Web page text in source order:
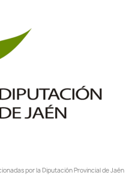
por la Diputación Provincial de Jaén